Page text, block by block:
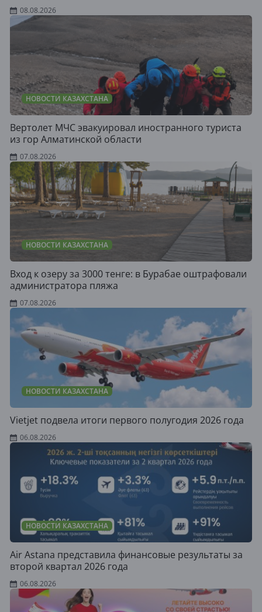
08.08.2026
НОВОСТИ КАЗАХСТАНА
Вертолет МЧС эвакуировал иностранного туриста
из гор Алматинской области
07.08.2026
НОВОСТИ КАЗАХСТАНА
Вход к озеру за 3000 тенге: в Бурабае оштрафовали
администратора пляжа
07.08.2026
НОВОСТИ КАЗАХСТАНА
Vietjet подвела итоги первого полугодия 2026 года
06.08.2026
НОВОСТИ КАЗАХСТАНА
Air Astana представила финансовые результаты за
второй квартал 2026 года
06.08.2026